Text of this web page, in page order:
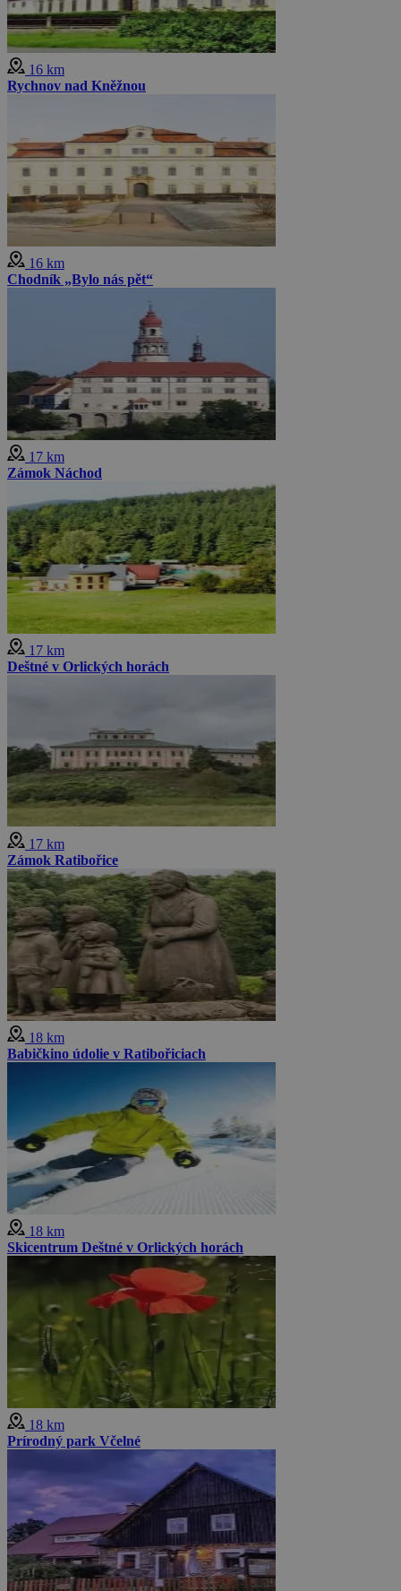
16 km
Rychnov nad Kněžnou
16 km
Chodník „Bylo nás pět“
17 km
Zámok Náchod
17 km
Deštné v Orlických horách
17 km
Zámok Ratibořice
18 km
Babičkino údolie v Ratibořiciach
18 km
Skicentrum Deštné v Orlických horách
18 km
Prírodný park Včelné